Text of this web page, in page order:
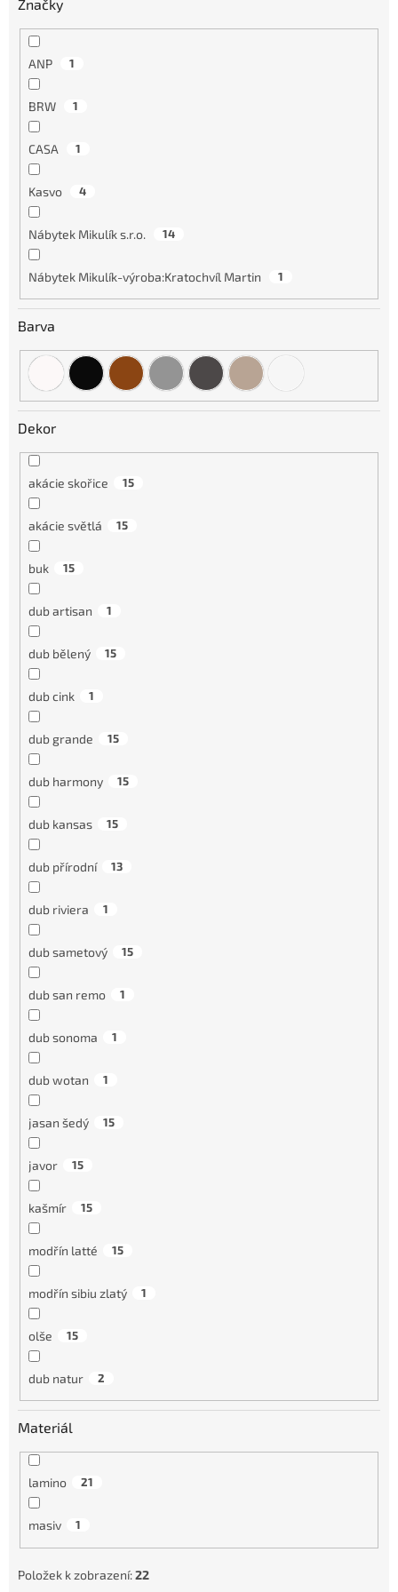
Značky
ANP 1
BRW 1
CASA 1
Kasvo 4
Nábytek Mikulík s.r.o. 14
Nábytek Mikulík-výroba:Kratochvíl Martin 1
Barva
Dekor
akácie skořice 15
akácie světlá 15
buk 15
dub artisan 1
dub bělený 15
dub cink 1
dub grande 15
dub harmony 15
dub kansas 15
dub přírodní 13
dub riviera 1
dub sametový 15
dub san remo 1
dub sonoma 1
dub wotan 1
jasan šedý 15
javor 15
kašmír 15
modřín latté 15
modřín sibiu zlatý 1
olše 15
dub natur 2
Materiál
lamino 21
masiv 1
Položek k zobrazení:22